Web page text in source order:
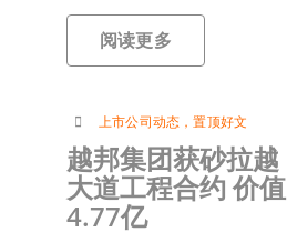
阅读更多
上市公司动态 ，置顶好文
越邦集团获砂拉越
大道工程合约 价值
4.77亿